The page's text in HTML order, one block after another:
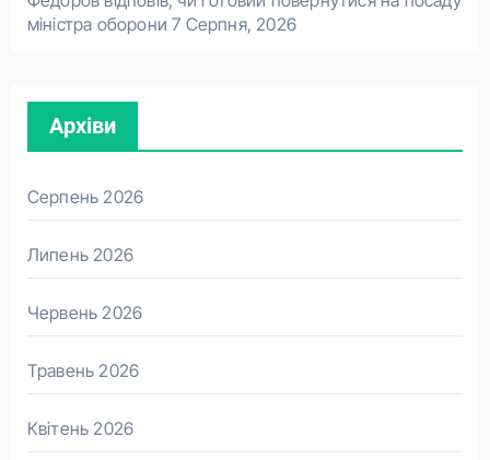
міністра оборони 7 Серпня, 2026
Архіви
Серпень 2026
Липень 2026
Червень 2026
Травень 2026
Квітень 2026